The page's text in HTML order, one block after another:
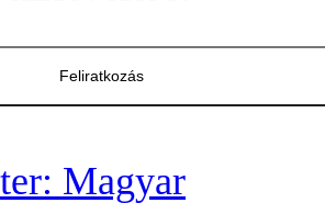
Feliratkozás
Magyar